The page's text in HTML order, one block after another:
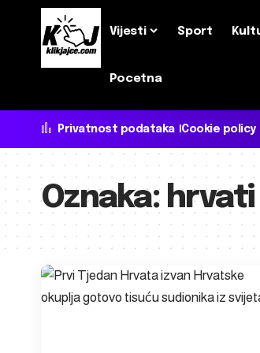
Vijesti Sport
Pocetna
Privatnost podataka Cookie policy
Oznaka: